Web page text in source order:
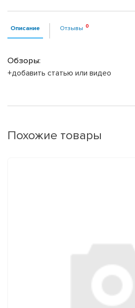
Описание Отзывы
Обзоры:
+добавить статью или видео
Похожие товары